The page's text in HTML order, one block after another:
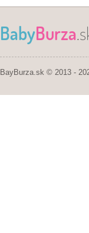
BabyBurza
BayBurza.sk © 2013 -